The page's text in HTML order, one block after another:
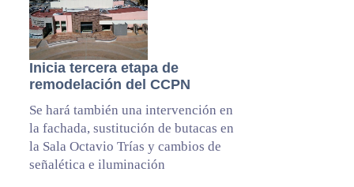
Inicia tercera etapa de
remodelación del CCPN
Se hará también una intervención en
la fachada, sustitución de butacas en
la Sala Octavio Trías y cambios de
señalética e iluminación